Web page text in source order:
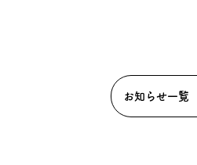
お知らせ一覧